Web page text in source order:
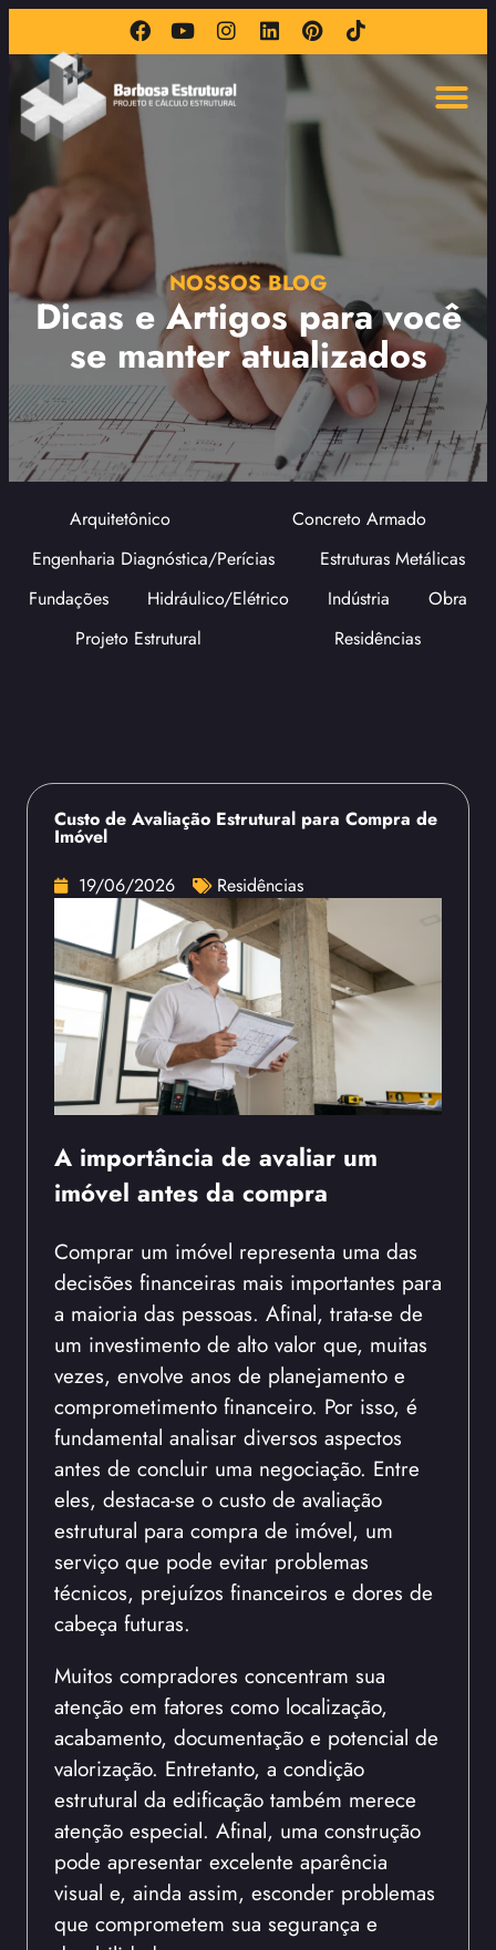
NOSSOS BLOG
Dicas e Artigos para você
se manter atualizados
Arquitetônico
Concreto Armado
Engenharia Diagnóstica/Perícias
Estruturas Metálicas
Fundações
Hidráulico/Elétrico Indústria
Obra
Projeto Estrutural
Residências
Custo de Avaliação Estrutural para Compra de
Imóvel
19/06/2026
Residências
A importância de avaliar um
imóvel antes da compra
Comprar um imóvel representa uma das
decisões financeiras mais importantes para
a maioria das pessoas. Afinal, trata-se de
um investimento de alto valor que, muitas
vezes, envolve anos de planejamento e
comprometimento financeiro. Por isso, é
fundamental analisar diversos aspectos
antes de concluir uma negociação. Entre
eles, destaca-se o custo de avaliação
estrutural para compra de imóvel, um
serviço que pode evitar problemas
técnicos, prejuízos financeiros e dores de
cabeça futuras.
Muitos compradores concentram sua
atenção em fatores como localização,
acabamento, documentação e potencial de
valorização. Entretanto, a condição
estrutural da edificação também merece
atenção especial. Afinal, uma construção
pode apresentar excelente aparência
visual e, ainda assim, esconder problemas
que comprometem sua segurança e